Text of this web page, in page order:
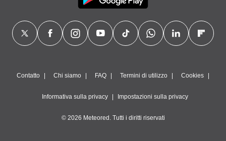
Contatto Chi siamo FAQ Termini di utilizzo Cookies
Informativa sulla privacy Impostazioni sulla privacy
© 2026 Meteored. Tutti i diritti riservati